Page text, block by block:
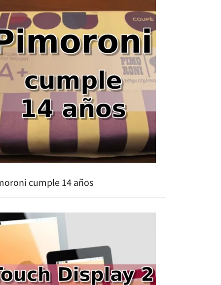
cumple 14 años